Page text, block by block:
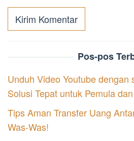
Pos-pos
Unduh Video Youtube dengan
Solusi Tepat untuk Pemula
Tips Aman Transfer Uang
Was-Was!